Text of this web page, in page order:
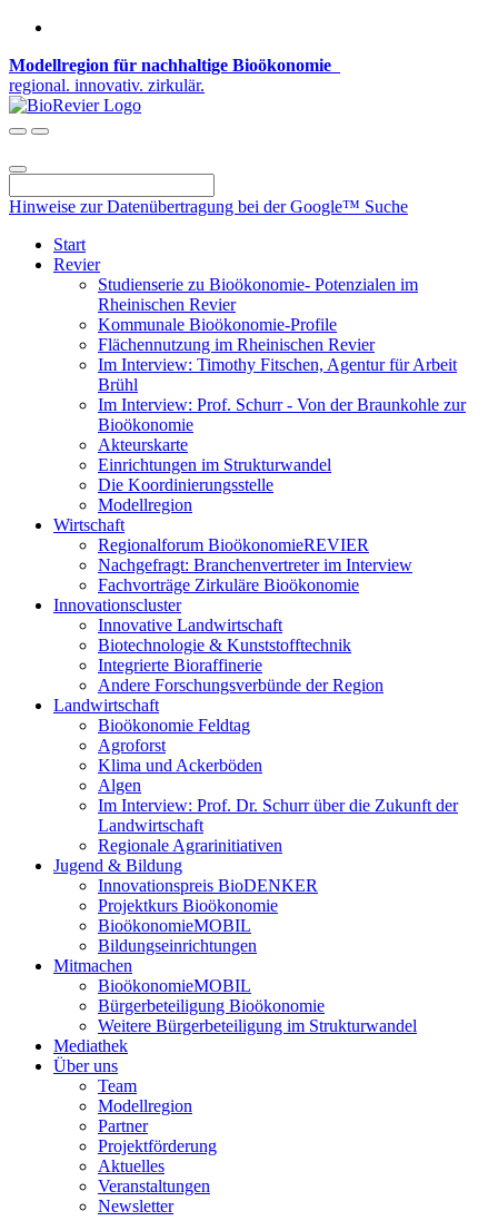
Modellregion für nachhaltige Bioökonomie
regional. innovativ. zirkulär.
Hinweise zur Datenübertragung bei der Google™ Suche
Start
Revier
Studienserie zu Bioökonomie- Potenzialen im
Rheinischen Revier
Kommunale Bioökonomie-Profile
Flächennutzung im Rheinischen Revier
Im Interview: Timothy Fitschen, Agentur für Arbeit
Brühl
Im Interview: Prof. Schurr - Von der Braunkohle zur
Bioökonomie
Akteurskarte
Einrichtungen im Strukturwandel
Die Koordinierungsstelle
Modellregion
Wirtschaft
Regionalforum BioökonomieREVIER
Nachgefragt: Branchenvertreter im Interview
Fachvorträge Zirkuläre Bioökonomie
Innovationscluster
Innovative Landwirtschaft
Biotechnologie & Kunststofftechnik
Integrierte Bioraffinerie
Andere Forschungsverbünde der Region
Landwirtschaft
Bioökonomie Feldtag
Agroforst
Klima und Ackerböden
Algen
Im Interview: Prof. Dr. Schurr über die Zukunft der
Landwirtschaft
Regionale Agrarinitiativen
Jugend & Bildung
Innovationspreis BioDENKER
Projektkurs Bioökonomie
BioökonomieMOBIL
Bildungseinrichtungen
Mitmachen
BioökonomieMOBIL
Bürgerbeteiligung Bioökonomie
Weitere Bürgerbeteiligung im Strukturwandel
Mediathek
Über uns
Team
Modellregion
Partner
Projektförderung
Aktuelles
Veranstaltungen
Newsletter